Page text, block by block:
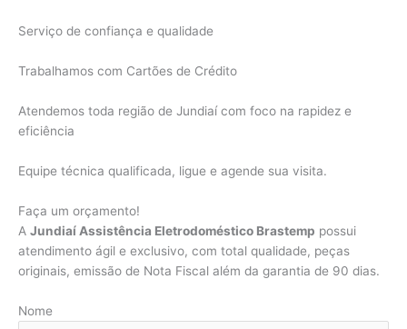
Serviço de confiança e qualidade
Trabalhamos com Cartões de Crédito
Atendemos toda região de Jundiaí com foco na rapidez e
eficiência
Equipe técnica qualificada, ligue e agende sua visita.
Faça um orçamento!
A Jundiaí Assistência Eletrodoméstico Brastemp possui
atendimento ágil e exclusivo, com total qualidade, peças
originais, emissão de Nota Fiscal além da garantia de 90 dias.
Nome